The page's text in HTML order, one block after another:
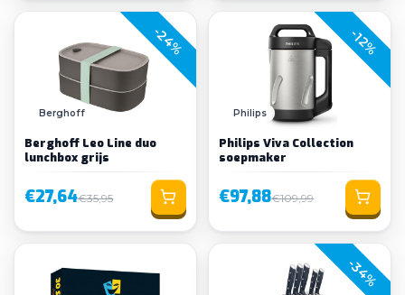
-24%
Berghoff
Berghoff Leo Line duo
lunchbox grijs
€27,64€35,95
-12%
Philips
Philips Viva Collection
soepmaker
€97,88€109,99
-34%